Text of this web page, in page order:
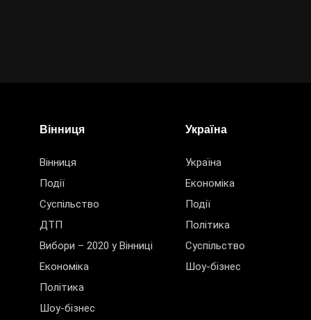
Вінниця
Вінниця
Події
Суспільство
ДТП
Вибори – 2020 у Вінниці
Економіка
Політика
Шоу-бізнес
Україна
Україна
Економіка
Події
Політика
Суспільство
Шоу-бізнес